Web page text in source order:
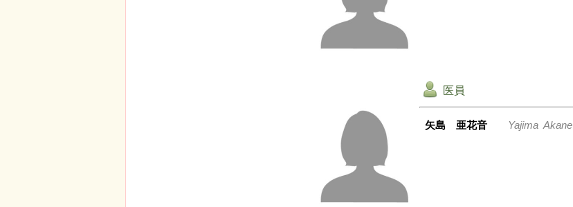
医員
矢島 亜花音 Yajima Akane